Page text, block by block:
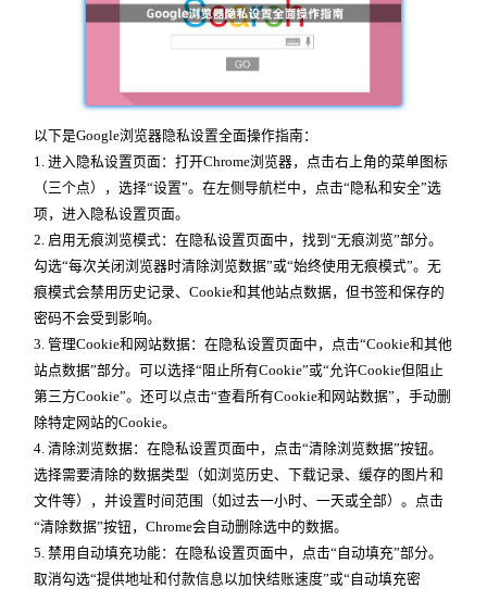
以下是Google浏览器隐私设置全面操作指南：
1. 进入隐私设置页面：打开Chrome浏览器，点击右上角的菜单图标
（三个点），选择“设置”。在左侧导航栏中，点击“隐私和安全”选
项，进入隐私设置页面。
2. 启用无痕浏览模式：在隐私设置页面中，找到“无痕浏览”部分。
勾选“每次关闭浏览器时清除浏览数据”或“始终使用无痕模式”。无
痕模式会禁用历史记录、Cookie和其他站点数据，但书签和保存的
密码不会受到影响。
3. 管理Cookie和网站数据：在隐私设置页面中，点击“Cookie和其他
站点数据”部分。可以选择“阻止所有Cookie”或“允许Cookie但阻止
第三方Cookie”。还可以点击“查看所有Cookie和网站数据”，手动删
除特定网站的Cookie。
4. 清除浏览数据：在隐私设置页面中，点击“清除浏览数据”按钮。
选择需要清除的数据类型（如浏览历史、下载记录、缓存的图片和
文件等），并设置时间范围（如过去一小时、一天或全部）。点击
“清除数据”按钮，Chrome会自动删除选中的数据。
5. 禁用自动填充功能：在隐私设置页面中，点击“自动填充”部分。
取消勾选“提供地址和付款信息以加快结账速度”或“自动填充密